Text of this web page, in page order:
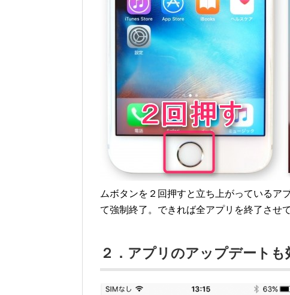
ムボタンを２回押すと立ち上がっているア
て強制終了。できれば全アプリを終了させ
２．アプリのアップデートも